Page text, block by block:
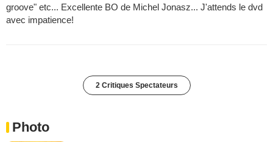
groove" etc... Excellente BO de Michel Jonasz... J'attends le dvd
avec impatience!
2 Critiques Spectateurs
Photo